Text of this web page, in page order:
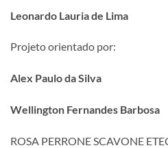
Leonardo Lauria de Lima
Projeto orientado por:
Alex Paulo da Silva
Wellington Fernandes Barbosa
ROSA PERRONE SCAVONE